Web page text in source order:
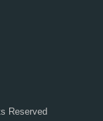
Reserved